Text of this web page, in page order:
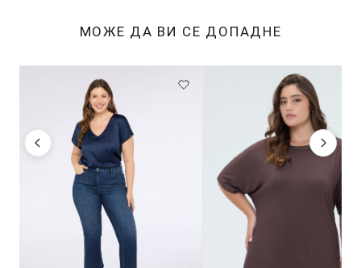
МОЖЕ ДА ВИ СЕ ДОПАДНЕ